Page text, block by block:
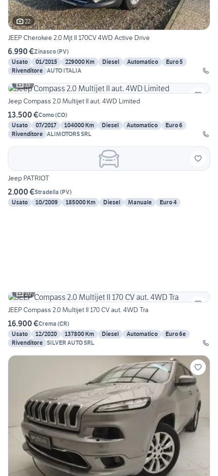
22
JEEP Cherokee 2.0 Mjt II 170CV 4WD Active Drive
6.990 €Zinasco(PV)
Usato
01/2015 229000 Km Diesel Automatico
Euro 5
Rivenditore AUTO ITALIA
15
Jeep Compass 2.0 Multijet II aut. 4WD Limited
13.500 €Como(CO)
Usato
07/2017 104000 Km Diesel Automatico
Euro 6
Rivenditore ALIMOTORS SRL
Jeep PATRIOT
2.000 €Stradella (PV)
Usato
10/2009 185000 Km Diesel Manuale Euro 4
20
JEEP Compass 2.0 Multijet II 170 CV aut. 4WD Tra
16.900 €Crema (CR)
Usato
12/2020 137800 Km Diesel Automatico
Euro 6e
Rivenditore SILVER AUTO SRL